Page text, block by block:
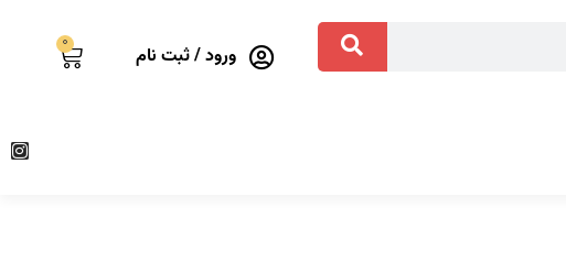
ورود / ثبت نام 0